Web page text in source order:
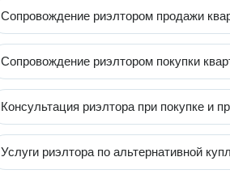
Сопровождение риэлтором продажи
Сопровождение риэлтором покупки
Консультация риэлтора при покупке и
Услуги риэлтора по альтернативной